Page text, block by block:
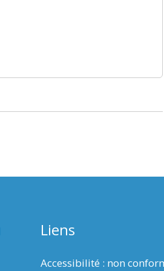
Liens
Accessibilité : non